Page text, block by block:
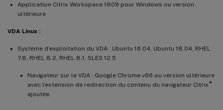
Application Citrix Workspace 1809 pour Windows ou version
ultérieure
VDA Linux :
Système d’exploitation du VDA : Ubuntu 16.04, Ubuntu 18.04, RHEL
7.8, RHEL 8.2, RHEL 8.1, SLES 12.5
Navigateur sur le VDA : Google Chrome v66 ou version ultérieure
avec l’extension de redirection du contenu du navigateur Citrix ®
ajoutée